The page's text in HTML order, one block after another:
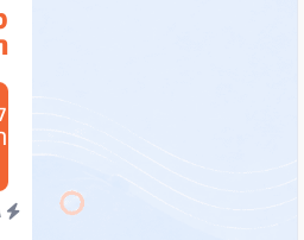
מחיר
גישה